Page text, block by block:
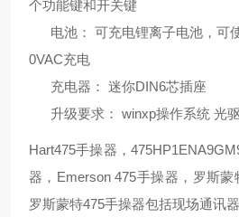
个功能键和开关键
电池： 可充电锂离子电池，可
0VAC充电
充电器： 迷你DIN6芯插座
升级要求： winxp操作系统 光
Hart475手操器，
器，Emerson 475手操器，罗斯蒙
罗斯蒙特475手操器包括现场通讯